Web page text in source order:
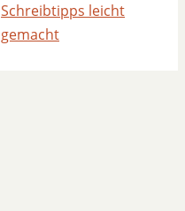
Schreibtipps leicht
gemacht